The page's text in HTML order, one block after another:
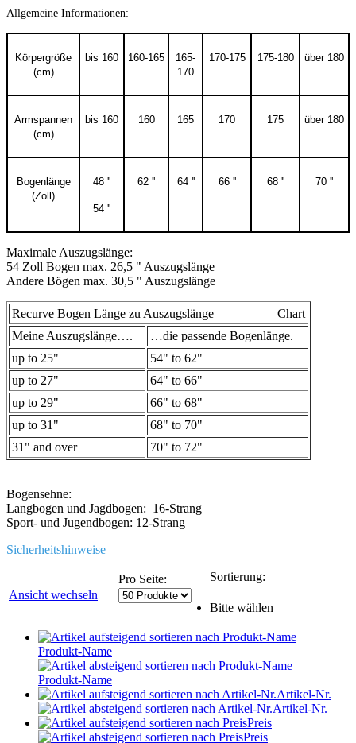
Allgemeine Informationen:
Körpergröße
(cm)
bis 160 160-165
165-
170
170-175 175-180 über 180
Armspannen
(cm)
bis 160 160 165 170 175 über 180
Bogenlänge
(Zoll)
48 ''
54 ''
62 '' 64 '' 66 '' 68 '' 70 ''
Maximale Auszugslänge:
54 Zoll Bogen max. 26,5 " Auszugslänge
Andere Bögen max. 30,5 " Auszugslänge
Recurve Bogen Länge zu Auszugslänge Chart
Meine Auszugslänge….
…die passende Bogenlänge.
up to 25"
54" to 62"
up to 27"
64" to 66"
up to 29"
66" to 68"
up to 31"
68" to 70"
31" and over
70" to 72"
Bogensehne:
Langbogen und Jagdbogen: 16-Strang
Sport- und Jugendbogen: 12-Strang
Sicherheitshinweise
Ansicht wechseln
Pro Seite: Sortierung:
Bitte wählen
Produkt-Name
Produkt-Name
Artikel-Nr.
Artikel-Nr.
Preis
Preis